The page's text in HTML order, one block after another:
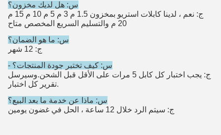
س: هل لديك مخزون؟
ج: نعم ، لدينا كابلات استريو بمخزون 1.5 م 3 م 5 م 10 م 15 م
20 م والتسليم السريع المخصص متاح
س: ما هو الضمان؟
ج: 12 شهر
- س: كيف تختبر جودة المنتجات؟
ج: يجب اختبار كل كابل 5 مرات على الأقل قبل الشحن.وسيرسل
تقرير كل اختبار.
س: ماذا عن خدمة ما بعد البيع؟
ج: سيتم الرد خلال 12 ساعة ، الحل في غضون يومين